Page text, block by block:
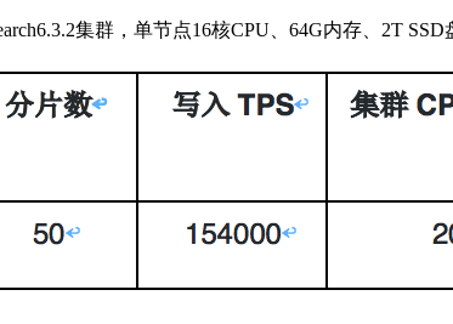
集群，单节点16核CPU、64G内存、2T